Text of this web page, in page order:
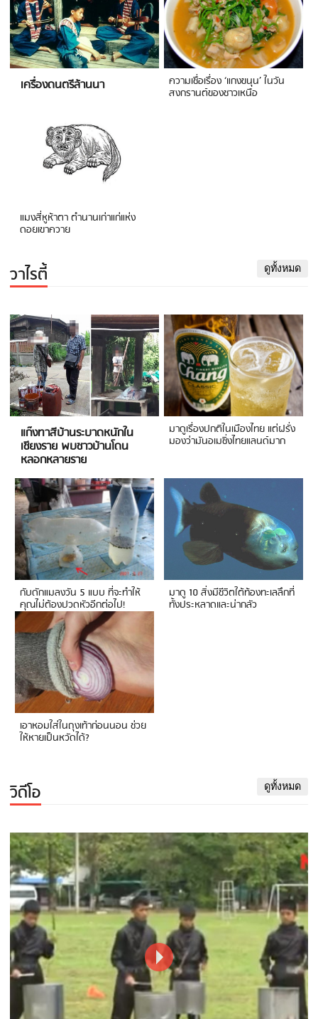
เครื่องดนตรีล้านนา ความเชื่อเรื่อง ‘แกงขนุน’ ในวัน
สงกรานต์ของชาวเหนือ
แมงสี่หูห้าตา ตำนานเก่าแก่แห่ง
ดอยเขาควาย
วาไรตี้ ดูทั้งหมด
แก๊งทาสีบ้านระบาดหนักใน
เชียงราย พบชาวบ้านโดน
หลอกหลายราย
มาดูเรื่องปกติในเมืองไทย แต่ฝรั่ง
มองว่ามันอเมซิ่งไทยแลนด์มาก
กับดักแมลงวัน 5 แบบ ที่จะทำให้
คุณไม่ต้องปวดหัวอีกต่อไป!
มาดู 10 สิ่งมีชีวิตใต้ท้องทะเลลึกที่
ทั้งประหลาดและน่ากลัว
เอาหอมใส่ในถุงเท้าก่อนนอน ช่วย
ให้หายเป็นหวัดได้?
วิดีโอ ดูทั้งหมด